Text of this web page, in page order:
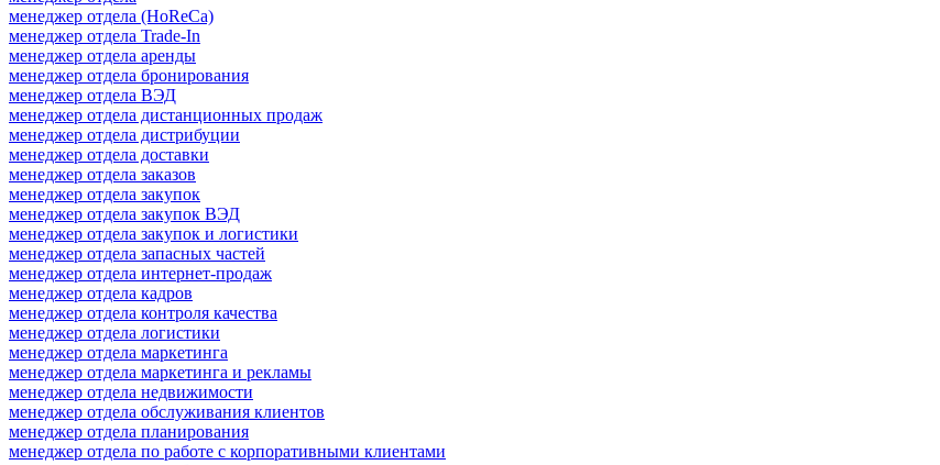
менеджер отдела (HoReCa)
менеджер отдела Trade-In
менеджер отдела аренды
менеджер отдела бронирования
менеджер отдела ВЭД
менеджер отдела дистанционных продаж
менеджер отдела дистрибуции
менеджер отдела доставки
менеджер отдела заказов
менеджер отдела закупок
менеджер отдела закупок ВЭД
менеджер отдела закупок и логистики
менеджер отдела запасных частей
менеджер отдела интернет-продаж
менеджер отдела кадров
менеджер отдела контроля качества
менеджер отдела логистики
менеджер отдела маркетинга
менеджер отдела маркетинга и рекламы
менеджер отдела недвижимости
менеджер отдела обслуживания клиентов
менеджер отдела планирования
менеджер отдела по работе с корпоративными клиентами